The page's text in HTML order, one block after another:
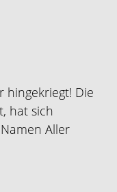
hingekriegt! Die
hat sich
Aller